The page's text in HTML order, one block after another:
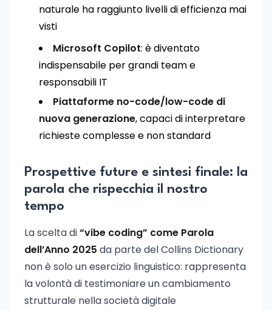
naturale ha raggiunto livelli di efficienza mai
visti
Microsoft Copilot: è diventato
indispensabile per grandi team e
responsabili IT
Piattaforme no-code/low-code di
nuova generazione, capaci di interpretare
richieste complesse e non standard
Prospettive future e sintesi finale: la
parola che rispecchia il nostro
tempo
La scelta di“vibe coding” come Parola
dell’Anno 2025 da parte del Collins Dictionary
non è solo un esercizio linguistico: rappresenta
la volontà di testimoniare un cambiamento
strutturale nella società digitale